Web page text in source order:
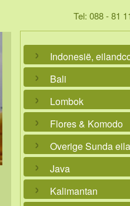
Tel: 088 - 81
Bali
Lombok
Flores & Komodo
Overige Sunda
Java
Kalimantan